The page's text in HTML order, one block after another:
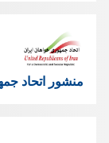
منشور اتحاد